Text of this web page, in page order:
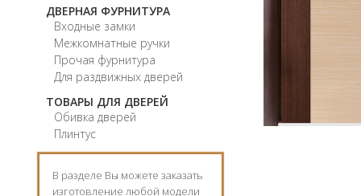
ДВЕРНАЯ ФУРНИТУРА
Входные замки
Межкомнатные ручки
Прочая фурнитура
Для раздвижных дверей
ТОВАРЫ ДЛЯ ДВЕРЕЙ
Обивка дверей
Плинтус
В разделе Вы можете заказать
изготовление любой модели